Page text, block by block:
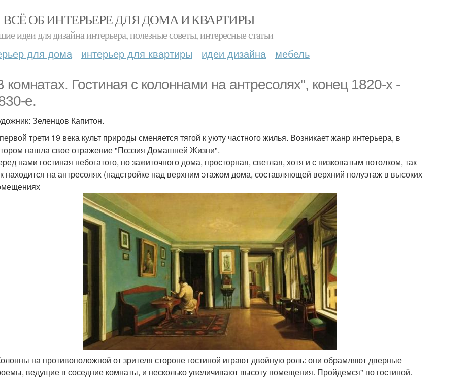
ВСЁ ОБ ИНТЕРЬЕРЕ ДЛЯ ДОМА И КВАРТИРЫ
идеи для дизайна интерьера, полезные советы, интересные статьи
для дома интерьер для квартиры идеи дизайна мебель
комнатах. Гостиная с колоннами на антресолях", конец 1820-х -
е.
Зеленцов Капитон.
трети 19 века культ природы сменяется тягой к уюту частного жилья. Возникает жанр интерьера, в
нашла свое отражение "Поэзия Домашней Жизни".
нами гостиная небогатого, но зажиточного дома, просторная, светлая, хотя и с низковатым потолком, так
находится на антресолях (надстройке над верхним этажом дома, составляющей верхний полуэтаж в высоких
на противоположной от зрителя стороне гостиной играют двойную роль: они обрамляют дверные
ведущие в соседние комнаты, и несколько увеличивают высоту помещения. Пройдемся" по гостиной.